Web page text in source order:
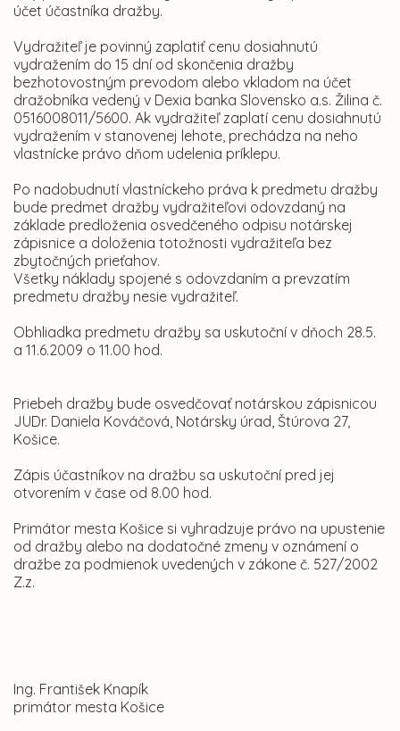
účet účastníka dražby.
Vydražiteľ je povinný zaplatiť cenu dosiahnutú
vydražením do 15 dní od skončenia dražby
bezhotovostným prevodom alebo vkladom na účet
dražobníka vedený v Dexia banka Slovensko a.s. Žilina č.
0516008011/5600. Ak vydražiteľ zaplatí cenu dosiahnutú
vydražením v stanovenej lehote, prechádza na neho
vlastnícke právo dňom udelenia príklepu.
Po nadobudnutí vlastníckeho práva k predmetu dražby
bude predmet dražby vydražiteľovi odovzdaný na
základe predloženia osvedčeného odpisu notárskej
zápisnice a doloženia totožnosti vydražiteľa bez
zbytočných prieťahov.
Všetky náklady spojené s odovzdaním a prevzatím
predmetu dražby nesie vydražiteľ.
Obhliadka predmetu dražby sa uskutoční v dňoch 28.5.
a 11.6.2009 o 11.00 hod.
Priebeh dražby bude osvedčovať notárskou zápisnicou
JUDr. Daniela Kováčová, Notársky úrad, Štúrova 27,
Košice.
Zápis účastníkov na dražbu sa uskutoční pred jej
otvorením v čase od 8.00 hod.
Primátor mesta Košice si vyhradzuje právo na upustenie
od dražby alebo na dodatočné zmeny v oznámení o
dražbe za podmienok uvedených v zákone č. 527/2002
Z.z.
Ing. František Knapík
primátor mesta Košice